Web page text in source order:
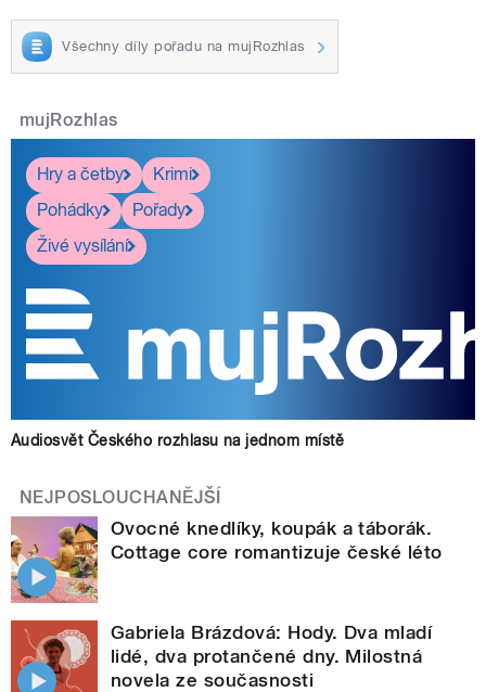
Všechny díly pořadu na mujRozhlas
mujRozhlas
Hry a četby
Krimi
Pohádky
Pořady
Živé vysílání
Audiosvět Českého rozhlasu na jednom místě
NEJPOSLOUCHANĚJŠÍ
Ovocné knedlíky, koupák a táborák.
Cottage core romantizuje české léto
Gabriela Brázdová: Hody. Dva mladí
lidé, dva protančené dny. Milostná
novela ze současnosti